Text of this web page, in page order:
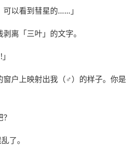
可以看到彗星的……」
离「三叶」的文字。
窗户上映射出我（♂）的样子。你
了。